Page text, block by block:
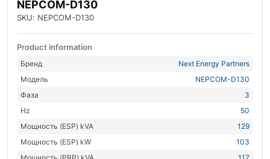
NEPCOM-D130
SKU: NEPCOM-D130
Product information
Бренд
Next Energy Partners
Модель
NEPCOM-D130
Фаза
3
Hz
50
Мощность (ESP) kVA
129
Мощность (ESP) kW
103